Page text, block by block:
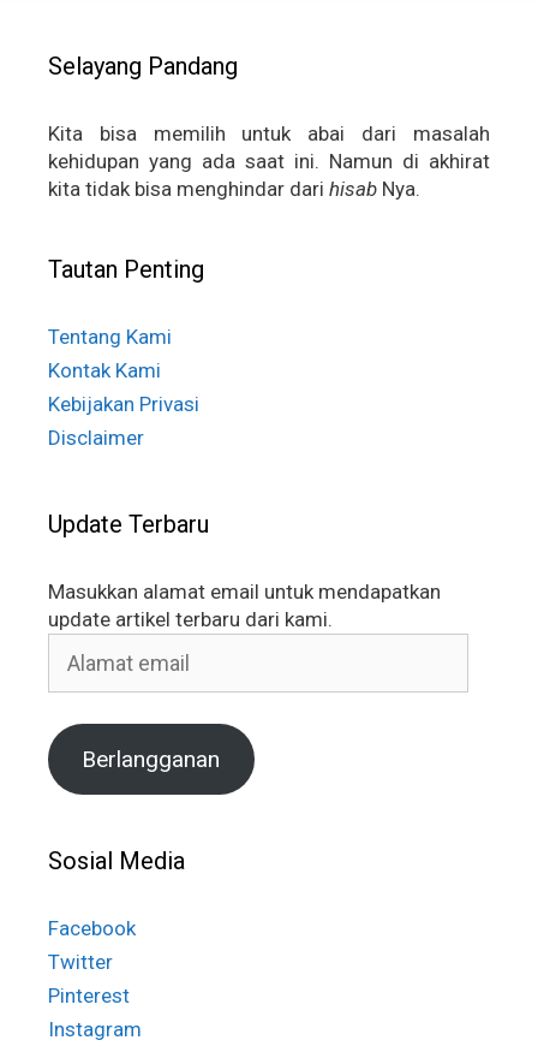
Selayang Pandang
Kita bisa memilih untuk abai dari masalah
kehidupan yang ada saat ini. Namun di akhirat
kita tidak bisa menghindar dari hisab Nya.
Tautan Penting
Tentang Kami
Kontak Kami
Kebijakan Privasi
Disclaimer
Update Terbaru
Masukkan alamat email untuk mendapatkan
update artikel terbaru dari kami.
email
Berlangganan
Sosial Media
Facebook
Twitter
Pinterest
Instagram